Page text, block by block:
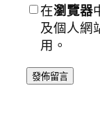
在瀏覽器
及個人網
用。